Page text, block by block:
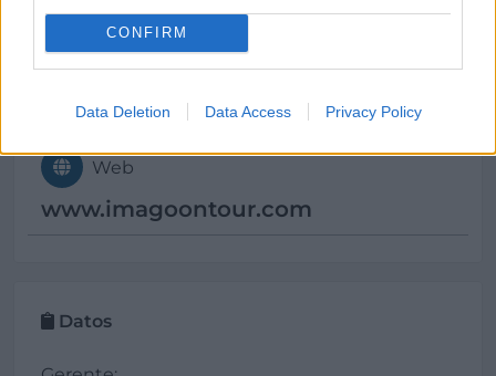
CONFIRM
Data Deletion Data Access Privacy Policy
E-mail
imagoontour.com
Web
www.imagoontour.com
Datos